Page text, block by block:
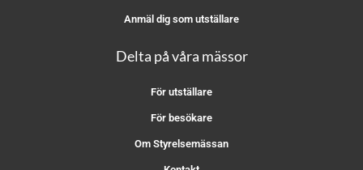
Anmäl dig som utställare
Delta på våra mässor
För utställare
För besökare
Om Styrelsemässan